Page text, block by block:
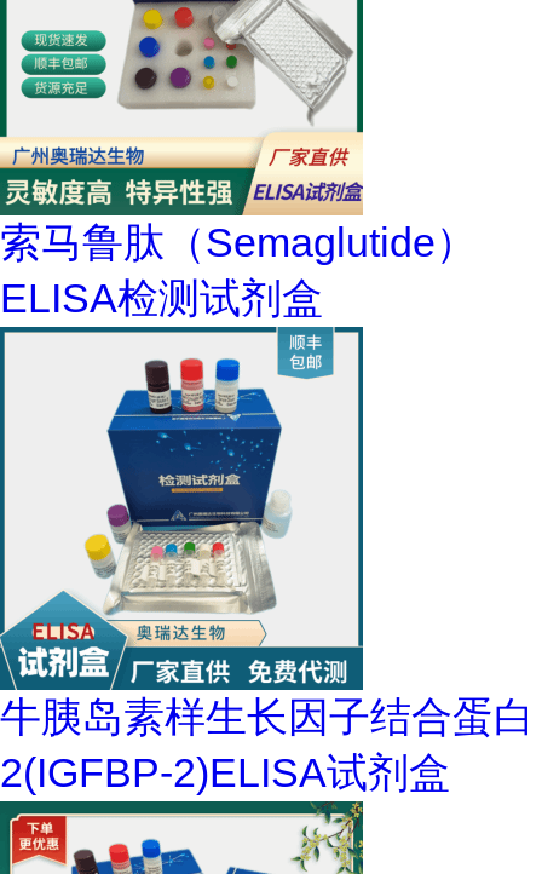
索马鲁肽（Semaglutide）
ELISA检测试剂盒
牛胰岛素样生长因子结合蛋白
2(IGFBP-2)ELISA试剂盒